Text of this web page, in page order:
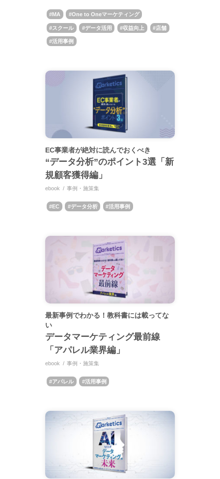
MA One to Oneマーケティング
スクール データ活用 収益向上 店舗
活用事例
EC事業者が絶対に読んでおくべき
“データ分析”のポイント3選「新
規顧客獲得編」
ebook 事例・施策集
EC データ分析 活用事例
最新事例でわかる！教科書には載ってな
い
データマーケティング最前線
「アパレル業界編」
ebook 事例・施策集
アパレル 活用事例